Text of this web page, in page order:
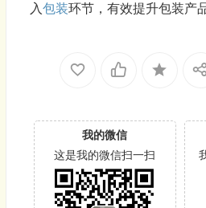
入包装环节，有效提升包装产
我的微信
这是我的微信扫一扫